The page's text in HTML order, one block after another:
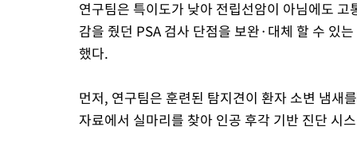
연구팀은 특이도가 낮아 전립선암이 아님에도
감을 줬던 PSA 검사 단점을 보완·대체 할 수 있
했다.
먼저, 연구팀은 훈련된 탐지견이 환자 소변 냄새
자료에서 실마리를 찾아 인공 후각 기반 진단 시